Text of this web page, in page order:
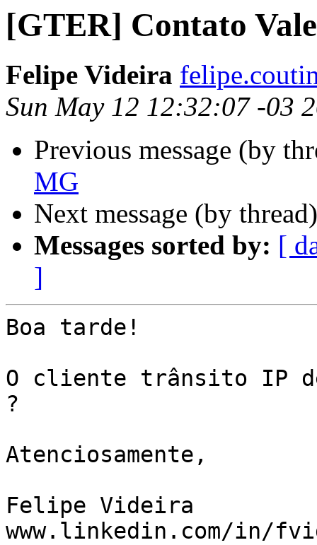
[GTER] Contato
Felipe Videira
Sun May 12 12:32:07 -03
Previous message (by
MG
Next message (by
Messages sorted by: [
]
Boa tarde!
O cliente trânsito IP
?
Atenciosamente,
Felipe Videira
www.linkedin.com/in/